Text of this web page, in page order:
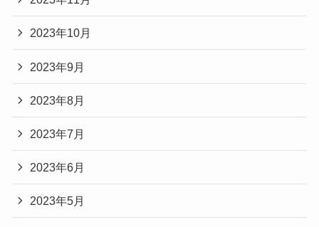
2023年10月
2023年9月
2023年8月
2023年7月
2023年6月
2023年5月